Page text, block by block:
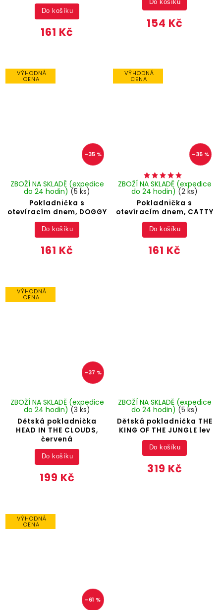
161 Kč
Do košíku
154 Kč
Do košíku
VÝHODNÁ
CENA
–35 %
Pokladnička s
otevíracím dnem, DOGGY
ZBOŽÍ NA SKLADĚ (expedice
do 24 hodin) (5 ks)
161 Kč
Do košíku
VÝHODNÁ
CENA
–35 %
Pokladnička s
otevíracím dnem, CATTY
ZBOŽÍ NA SKLADĚ (expedice
do 24 hodin) (2 ks)
161 Kč
Do košíku
VÝHODNÁ
CENA
–37 %
Dětská pokladnička
HEAD IN THE CLOUDS,
červená
ZBOŽÍ NA SKLADĚ (expedice
do 24 hodin) (3 ks)
199 Kč
Do košíku
Dětská pokladnička THE
KING OF THE JUNGLE lev
ZBOŽÍ NA SKLADĚ (expedice
do 24 hodin) (5 ks)
319 Kč
Do košíku
VÝHODNÁ
CENA
–61 %